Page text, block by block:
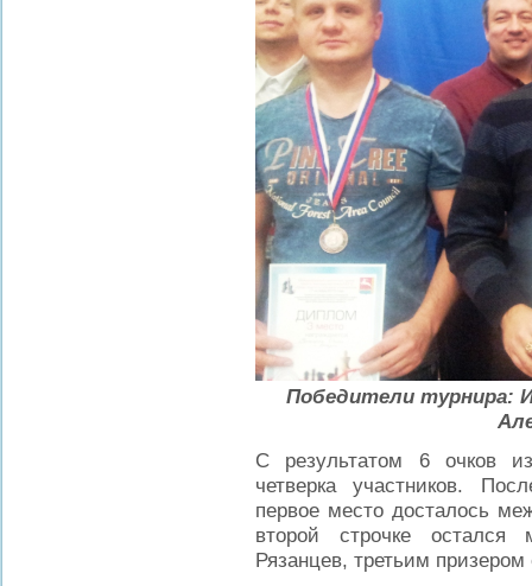
Победители турнира:
С результатом 6 очков
четверка участников.
первое место досталось
второй строчке остался
Рязанцев, третьим